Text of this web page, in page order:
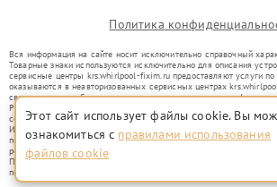
Политика
Вся информация на сайте носит исключительно справочный
Товарные знаки используются исключительно для описания
сервисные центры krs.whirlpool-fixim.ru предоставляют услуги по
оказываются в неавторизованных сервисных центрах
связаны с правообладателями товарных знаков или их
Ремонт осуществляется для устройств, уже введенных в
со статьей 1487 ГК РФ.
Использование товарных знаков не преследует цели
потребителей в заблуждение, а служит для информирования о
ремонту техники указанных брендов.
Представленная на сайте информация не является публичной
положениями Статьи 437(2) Гражданского кодекса РФ
Этот сайт использует файлы cookie. Вы
ознакомиться с правилами использования
файлов cookie